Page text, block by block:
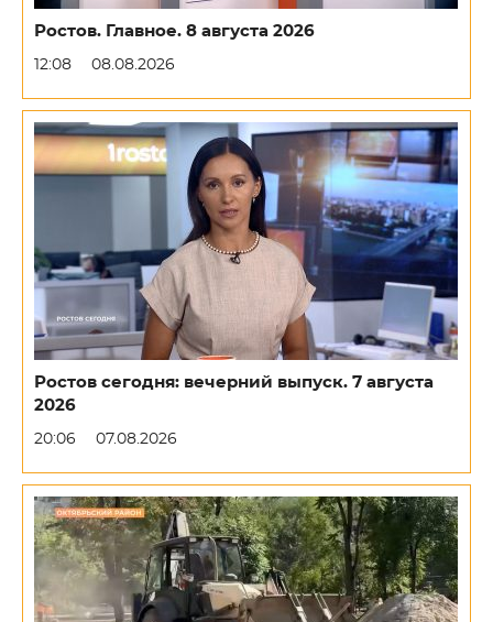
Ростов. Главное. 8 августа 2026
12:08 08.08.2026
Ростов сегодня: вечерний выпуск. 7 августа
2026
20:06 07.08.2026